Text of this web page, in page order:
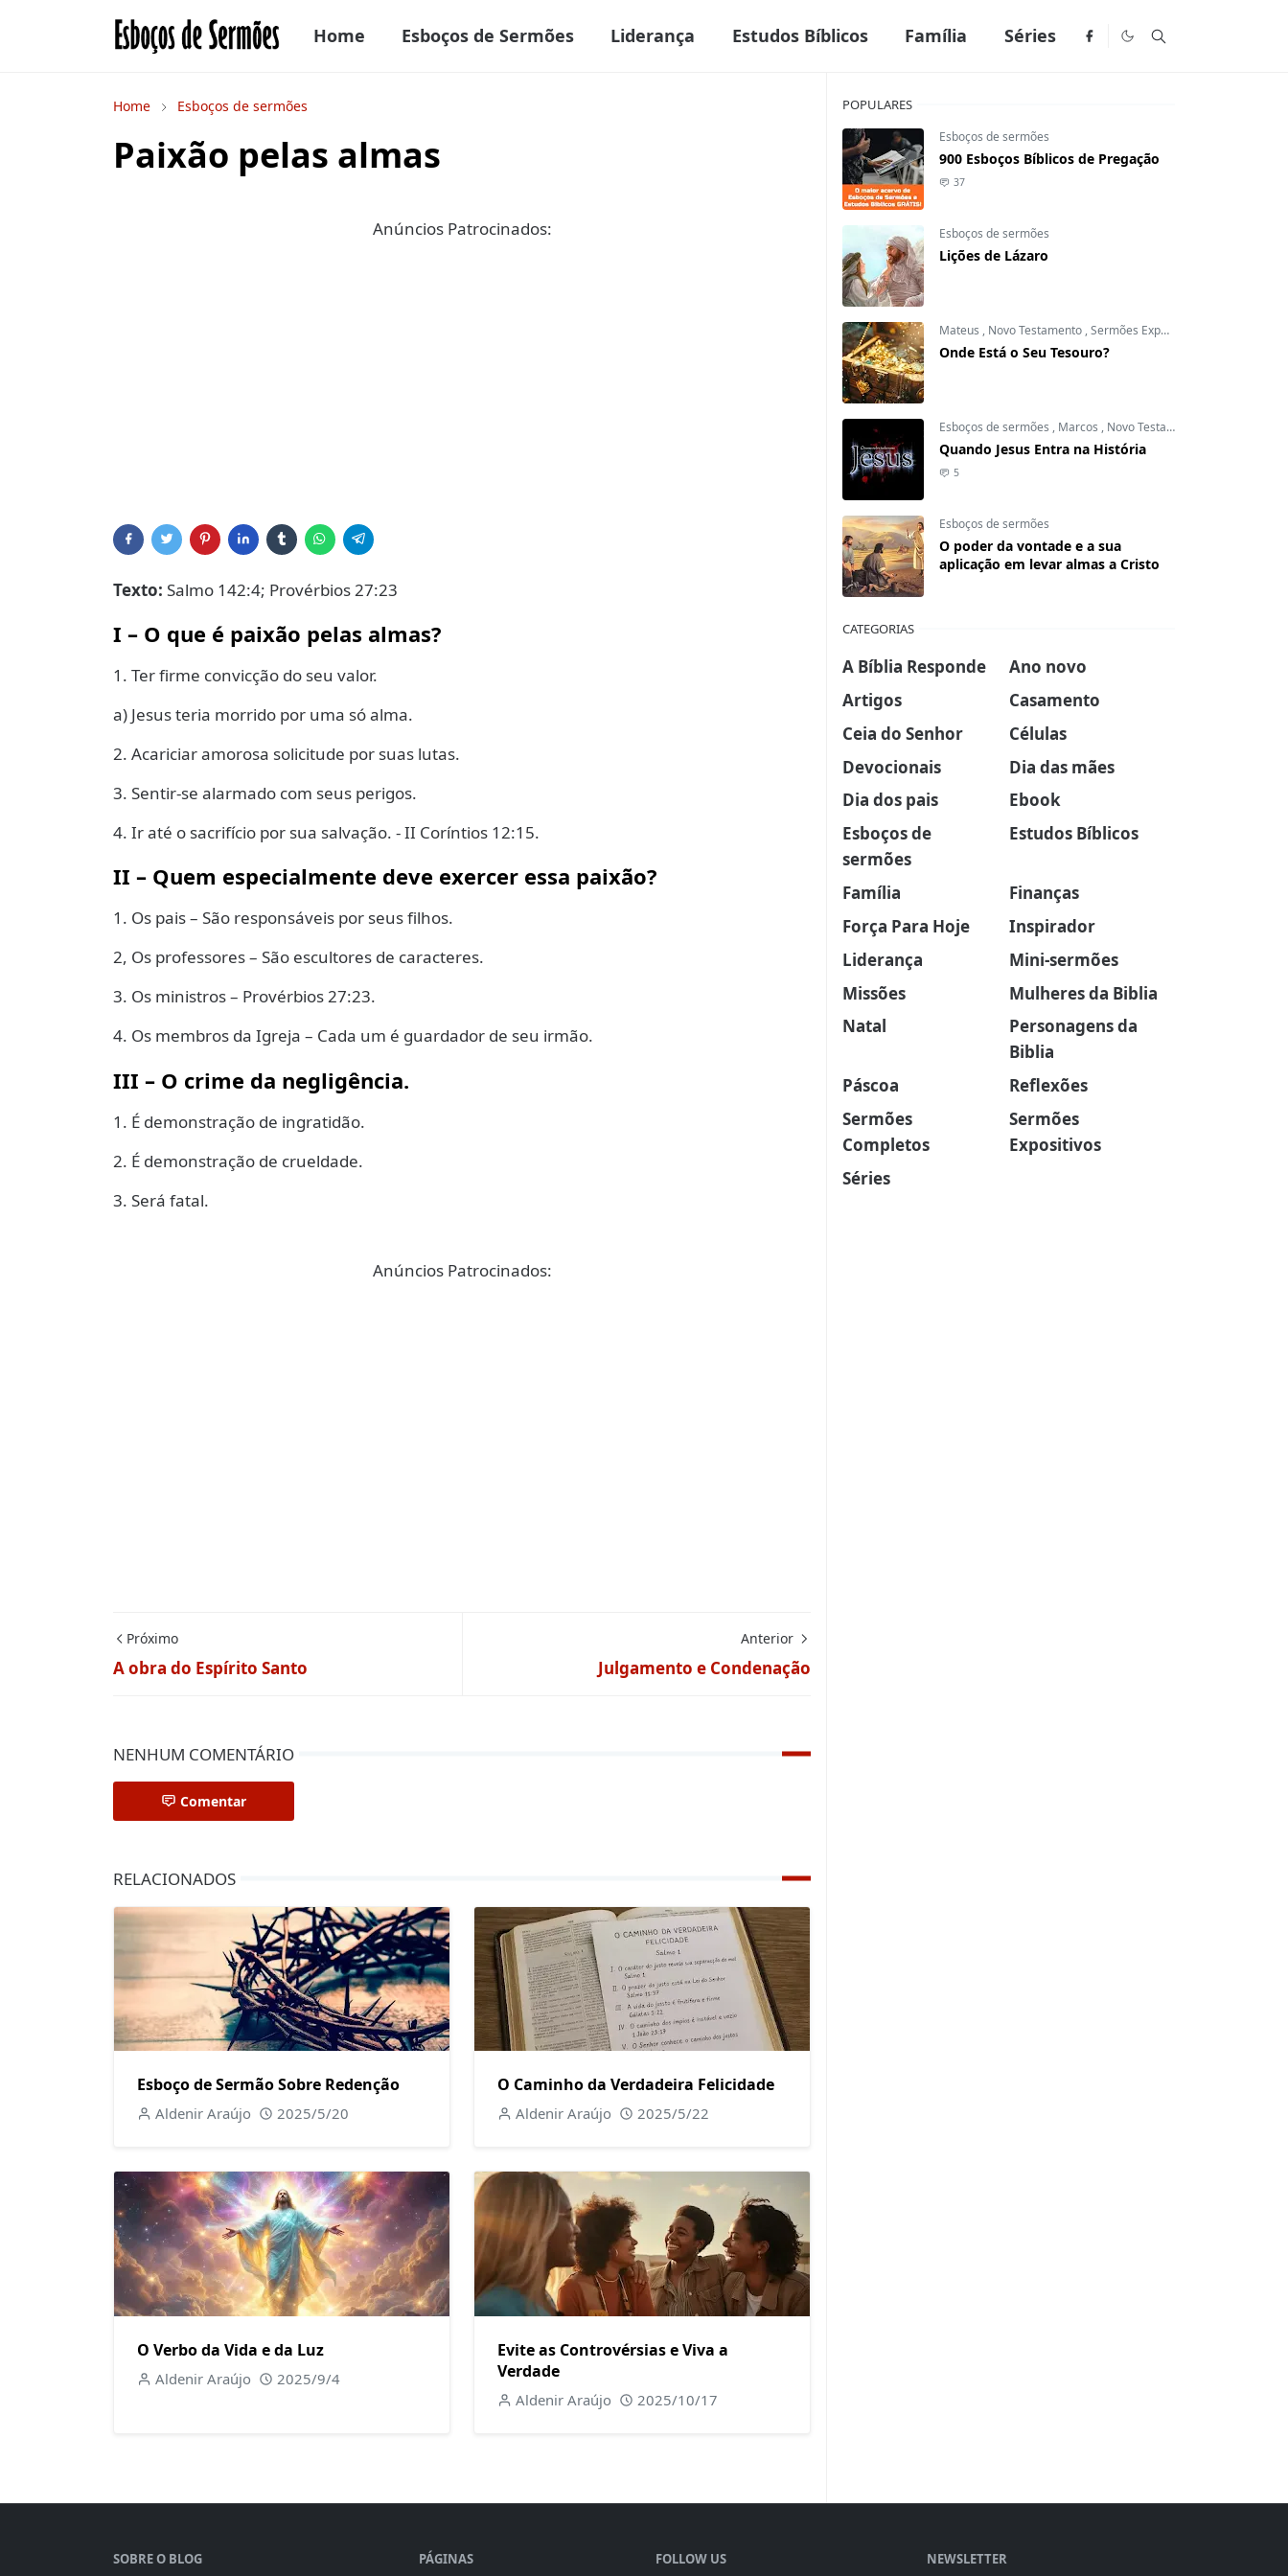
Home Esboços de Sermões Liderança Estudos Bíblicos Família Séries
Home Esboços de sermões
Paixão pelas almas
Anúncios Patrocinados:
Texto: Salmo 142:4; Provérbios 27:23
I – O que é paixão pelas almas?
1. Ter firme convicção do seu valor.
a) Jesus teria morrido por uma só alma.
2. Acariciar amorosa solicitude por suas lutas.
3. Sentir-se alarmado com seus perigos.
4. Ir até o sacrifício por sua salvação. - II Coríntios 12:15.
II – Quem especialmente deve exercer essa paixão?
1. Os pais – São responsáveis por seus filhos.
2, Os professores – São escultores de caracteres.
3. Os ministros – Provérbios 27:23.
4. Os membros da Igreja – Cada um é guardador de seu irmão.
III – O crime da negligência.
1. É demonstração de ingratidão.
2. É demonstração de crueldade.
3. Será fatal.
Anúncios Patrocinados:
Próximo
A obra do Espírito Santo
Anterior
Julgamento e Condenação
NENHUM COMENTÁRIO
Comentar
RELACIONADOS
Esboço de Sermão Sobre Redenção
Aldenir Araújo 2025/5/20
O Caminho da Verdadeira Felicidade
Aldenir Araújo 2025/5/22
O Verbo da Vida e da Luz
Aldenir Araújo 2025/9/4
Evite as Controvérsias e Viva a
Verdade
Aldenir Araújo 2025/10/17
POPULARES
Esboços de sermões
900 Esboços Bíblicos de Pregação
37
Esboços de sermões
Lições de Lázaro
Mateus , Novo Testamento ,Sermões Expositivos
Onde Está o Seu Tesouro?
Esboços de sermões , Marcos , Novo Testamento
Quando Jesus Entra na História
5
Esboços de sermões
O poder da vontade e a sua
aplicação em levar almas a Cristo
CATEGORIAS
A Bíblia Responde
Ano novo
Artigos
Casamento
Ceia do Senhor
Células
Devocionais
Dia das mães
Dia dos pais
Ebook
Esboços de
sermões
Estudos Bíblicos
Família
Finanças
Força Para Hoje
Inspirador
Liderança
Mini-sermões
Missões
Mulheres da Biblia
Natal
Personagens da
Biblia
Páscoa
Reflexões
Sermões
Completos
Sermões
Expositivos
Séries
SOBRE O BLOG PÁGINAS FOLLOW US NEWSLETTER